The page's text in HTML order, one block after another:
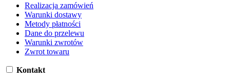
Realizacja zamówień
Warunki dostawy
Metody płatności
Dane do przelewu
Warunki zwrotów
Zwrot towaru
Kontakt